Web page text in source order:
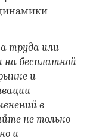
труда или
на бесплатной
и
в
не только
и